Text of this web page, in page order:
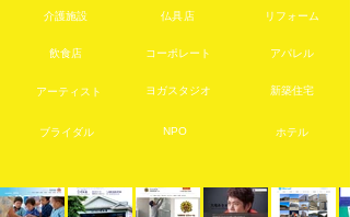
介護施設 仏具店 リフォーム
飲食店 コーポレート アパレル
アーティスト ヨガスタジオ 新築住宅
ブライダル NPO ホテル